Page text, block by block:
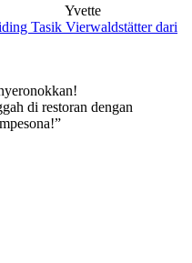
Yvette
Tasik Vierwaldstätter dari
di restoran dengan